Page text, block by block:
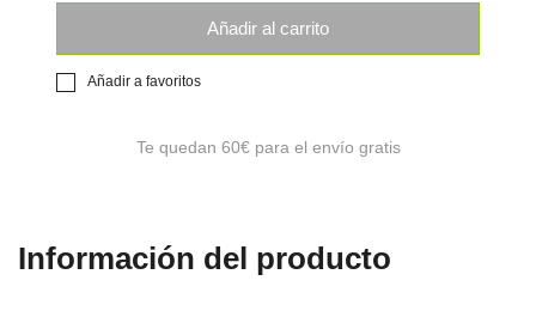
Añadir al carrito
Añadir a favoritos
Te quedan 60€para el envío gratis
Información del producto